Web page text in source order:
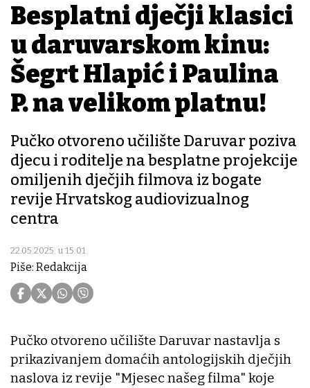
Besplatni dječji klasici
u daruvarskom kinu:
Šegrt Hlapić i Paulina
P. na velikom platnu!
Pučko otvoreno učilište Daruvar poziva
djecu i roditelje na besplatne projekcije
omiljenih dječjih filmova iz bogate
revije Hrvatskog audiovizualnog
centra
22.05.2025. u 15:01
Piše: Redakcija
Pučko otvoreno učilište Daruvar nastavlja s
prikazivanjem domaćih antologijskih dječjih
naslova iz revije "Mjesec našeg filma" koje